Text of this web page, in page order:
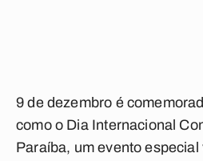
9 de dezembro é
como o Dia Internacional
Paraíba, um evento